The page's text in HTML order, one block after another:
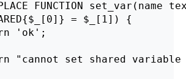
FUNCTION
= $_[1]) {
'ok';
"cannot set shared variable